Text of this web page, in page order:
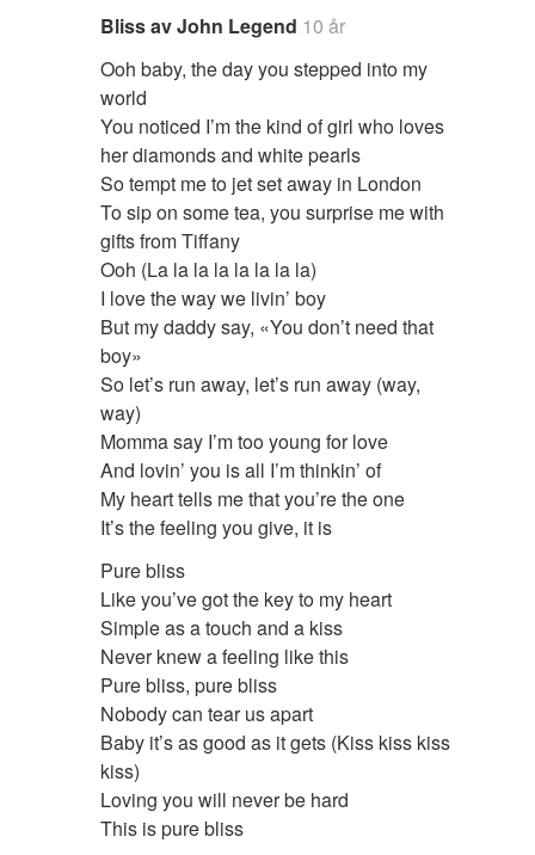
Bliss av John Legend 10 år
Ooh baby, the day you stepped into my
world
You noticed I’m the kind of girl who loves
her diamonds and white pearls
So tempt me to jet set away in London
To sip on some tea, you surprise me with
gifts from Tiffany
Ooh (La la la la la la la la)
I love the way we livin’ boy
But my daddy say, «You don’t need that
boy»
So let’s run away, let’s run away (way,
way)
Momma say I’m too young for love
And lovin’ you is all I’m thinkin’ of
My heart tells me that you’re the one
It’s the feeling you give, it is
Pure bliss
Like you’ve got the key to my heart
Simple as a touch and a kiss
Never knew a feeling like this
Pure bliss, pure bliss
Nobody can tear us apart
Baby it’s as good as it gets (Kiss kiss kiss
kiss)
Loving you will never be hard
This is pure bliss